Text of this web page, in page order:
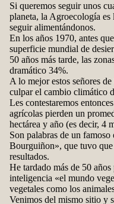
Si queremos seguir unos
planeta, la Agroecología es
seguir alimentándonos.
En los años 1970, antes
superficie mundial de
50 años más tarde, las
dramático 34%.
A lo mejor estos señores
culpar el cambio climático
Les contestaremos
agrícolas pierden un
hectárea y año (es decir, 4
Son palabras de un
Bourguiñon», que tuvo
resultados.
He tardado más de 50
inteligencia «el mundo
vegetales como los
Venimos del mismo sitio y